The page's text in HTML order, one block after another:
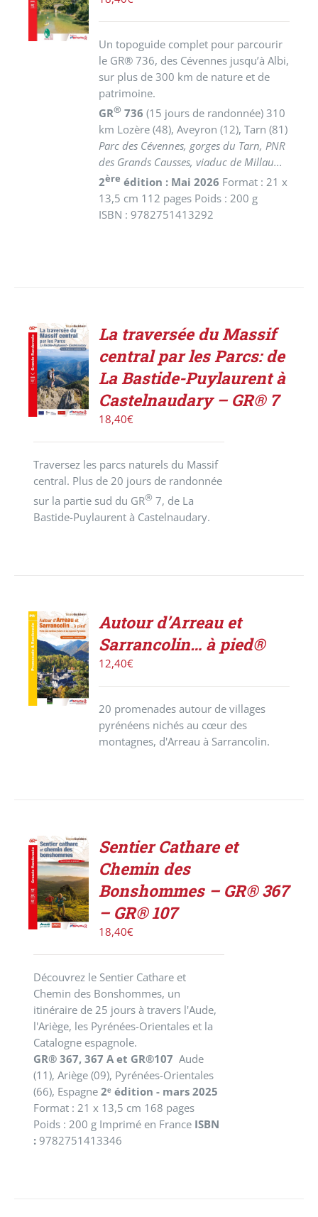
/
DÉTAILS
Un topoguide complet pour parcourir
le GR® 736, des Cévennes jusqu’à Albi,
sur plus de 300 km de nature et de
patrimoine.
GR® 736(15 jours de randonnée) 310
km Lozère (48), Aveyron (12), Tarn (81)
Parc des Cévennes, gorges du Tarn, PNR
des Grands Causses, viaduc de Millau...
2ère édition : Mai 2026 Format : 21 x
13,5 cm 112 pages Poids : 200 g
ISBN : 9782751413292
AJOUTER
AU
PANIER
/
DÉTAILS
La traversée du Massif
central par les Parcs: de
La Bastide-Puylaurent à
Castelnaudary – GR® 7
18,40€
Traversez les parcs naturels du Massif
central. Plus de 20 jours de randonnée
sur la partie sud du GR® 7, de La
Bastide-Puylaurent à Castelnaudary.
ACHETER
LE
PRODUIT
/
DÉTAILS
Autour d’Arreau et
Sarrancolin… à pied®
12,40€
20 promenades autour de villages
pyrénéens nichés au cœur des
montagnes, d'Arreau à Sarrancolin.
ACHETER
LE
PRODUIT
/
DÉTAILS
Sentier Cathare et
Chemin des
Bonshommes – GR® 367
– GR® 107
18,40€
Découvrez le Sentier Cathare et
Chemin des Bonshommes, un
itinéraire de 25 jours à travers l'Aude,
l'Ariège, les Pyrénées-Orientales et la
Catalogne espagnole.
GR® 367, 367 A et GR®107 Aude
(11), Ariège (09), Pyrénées-Orientales
(66), Espagne2ᵉ édition - mars 2025
Format : 21 x 13,5 cm 168 pages
Poids : 200 g Imprimé en France ISBN
: 9782751413346